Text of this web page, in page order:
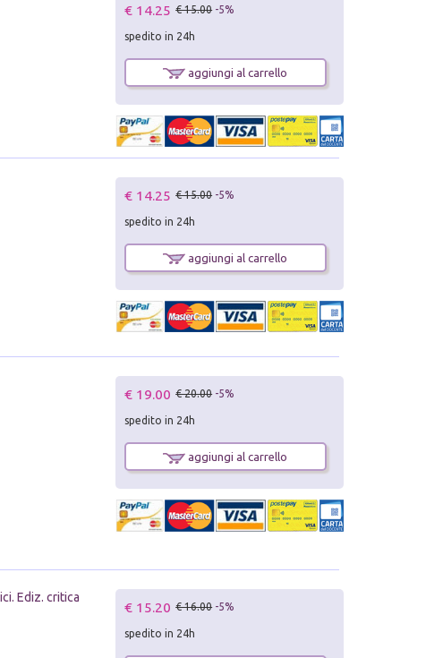
€ 14.25 € 15.00 -5%
spedito in 24h
aggiungi al carrello
€ 14.25 € 15.00 -5%
spedito in 24h
aggiungi al carrello
€ 19.00 € 20.00 -5%
spedito in 24h
aggiungi al carrello
Ediz. critica
€ 15.20 € 16.00 -5%
spedito in 24h